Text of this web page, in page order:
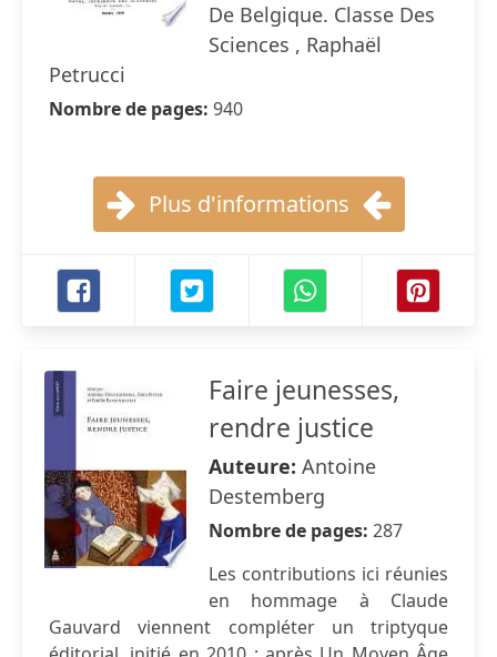
De Belgique. Classe Des
Sciences , Raphaël
Petrucci
Nombre de pages: 940
Plus d'informations
Faire jeunesses,
rendre justice
Auteure: Antoine
Destemberg
Nombre de pages: 287
Les contributions ici réunies
en hommage à Claude
Gauvard viennent compléter un triptyque